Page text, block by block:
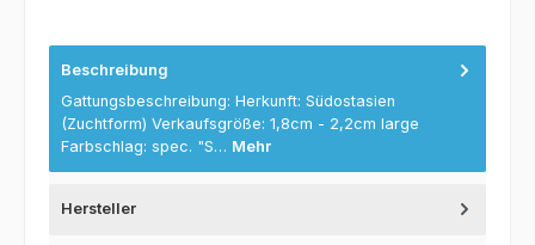
Beschreibung
Gattungsbeschreibung: Herkunft: Südostasien
(Zuchtform) Verkaufsgröße: 1,8cm - 2,2cm large
Farbschlag: spec. "S… Mehr
Hersteller